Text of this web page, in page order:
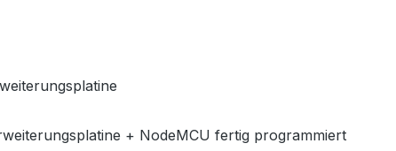
+ NodeMCU fertig programmiert